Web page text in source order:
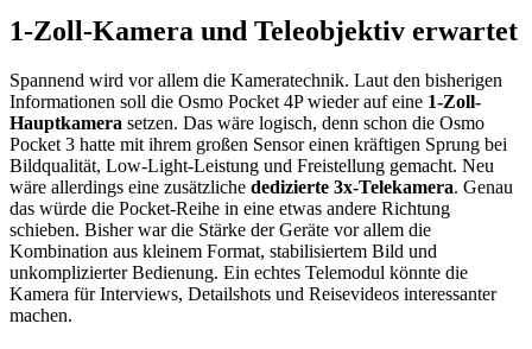
1-Zoll-Kamera und Teleobjektiv erwartet
Spannend wird vor allem die Kameratechnik. Laut den bisherigen
Informationen soll die Osmo Pocket 4P wieder auf eine 1-Zoll-
Hauptkamera setzen. Das wäre logisch, denn schon die Osmo
Pocket 3 hatte mit ihrem großen Sensor einen kräftigen Sprung bei
Bildqualität, Low-Light-Leistung und Freistellung gemacht. Neu
wäre allerdings eine zusätzliche dedizierte 3x-Telekamera. Genau
das würde die Pocket-Reihe in eine etwas andere Richtung
schieben. Bisher war die Stärke der Geräte vor allem die
Kombination aus kleinem Format, stabilisiertem Bild und
unkomplizierter Bedienung. Ein echtes Telemodul könnte die
Kamera für Interviews, Detailshots und Reisevideos interessanter
machen.